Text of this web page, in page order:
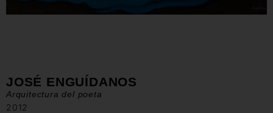
JOSÉ ENGUÍDANOS
Arquitectura del poeta
2012